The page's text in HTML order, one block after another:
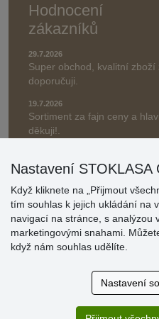
Hodnocení
zákazníků
29.7.2026
Super obchod, kvalitní zboží
doporučuji.
19.7.2026
Sortiment za fajn ceny a
děkuji!.
» Aktuálně 19084 recenzí
* Recenze neověřujeme
Nastavení STOKLASA
Když kliknete na „Přijmout
tím souhlas k jejich ukládání na
navigací na stránce, s analýzou
marketingovými snahami.
když nám souhlas udělíte.
Nastavení